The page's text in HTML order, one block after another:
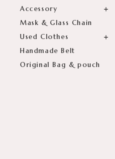
Accessory
Mask & Glass Chain
Used Clothes
Handmade Belt
Original Bag & pouch